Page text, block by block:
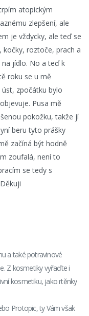
atopickým
zlepšení, ale
je vždycky, ale teď se
kočky, roztoče, prach a
jídlo. No a teď k
roku se u mě
zpočátku bylo
Pusa mě
pokožku, takže jí
beru tyto prášky
začíná být hodně
zoufalá, není to
se tedy s
a také potravinové
Z kosmetiky vyřaďte i
kosmetiku, jako rtěnky
Protopic, ty Vám však